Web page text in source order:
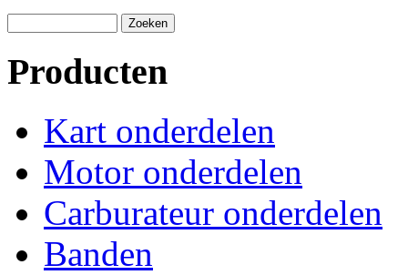
Producten
Kart onderdelen
Motor onderdelen
Carburateur onderdelen
Banden